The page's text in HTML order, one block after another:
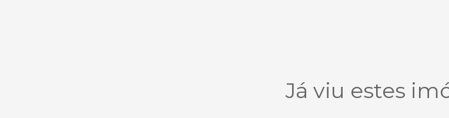
Já viu estes